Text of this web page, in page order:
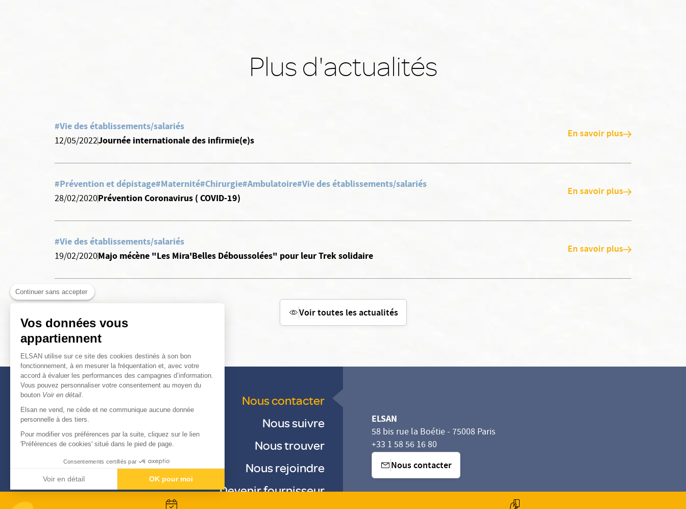
Continuer sans accepter
Vos données vous
appartiennent
ELSAN utilise sur ce site des cookies destinés à son bon
fonctionnement, à en mesurer la fréquentation et, avec votre
accord à évaluer les performances des campagnes d’information.
Vous pouvez personnaliser votre consentement au moyen du
bouton Voir en détail
Elsan ne vend, ne cède et ne communique aucune donnée
personnelle à des tiers.
Pour modifier vos préférences par la suite, cliquez sur le lien
'Préférences de cookies' situé dans le pied de page.
Consentements certifiés par
Voir en détail OK pour moi
Plus d'actualités
#Vie des établissements/salariés
12/05/2022Journée internationale des infirmie(e)s En savoir plus
#Prévention et dépistage#Maternité#Chirurgie#Ambulatoire#Vie des établissements/salariés
28/02/2020Prévention Coronavirus ( COVID-19) En savoir plus
#Vie des établissements/salariés
19/02/2020Majo mécène "Les Mira'Belles Déboussolées" pour leur Trek solidaire En savoir plus
Voir toutes les actualités
Nous contacter
Nous suivre
Nous trouver
Nous rejoindre
Devenir fournisseur
ELSAN
58 bis rue la Boétie - 75008 Paris
+33 1 58 56 16 80
Nous contacter